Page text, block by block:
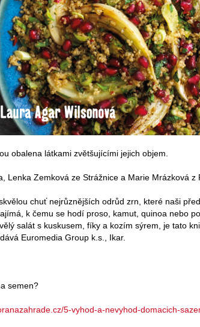
obalena látkami zvětšujícími jejich objem.
Lenka Zemková ze Strážnice a Marie Mrázková z
chuť nejrůznějších odrůd zrn, které naši
k čemu se hodí proso, kamut, quinoa nebo
salát s kuskusem, fíky a kozím sýrem, je tato
Euromedia Group k.s., Ikar.
semen?
5-vyhod-a-nevyhod-domacich-